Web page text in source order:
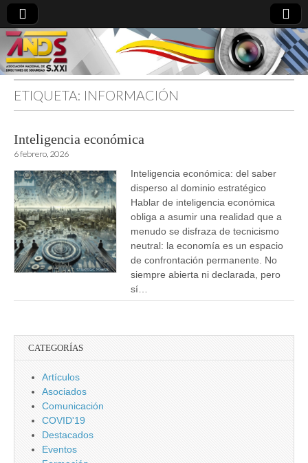
directoresdeseguridad.es
ETIQUETA: INFORMACIÓN
Inteligencia económica
6 febrero, 2026
Inteligencia económica: del saber
disperso al dominio estratégico
Hablar de inteligencia económica
obliga a asumir una realidad que a
menudo se disfraza de tecnicismo
neutral: la economía es un espacio
de confrontación permanente. No
siempre abierta ni declarada, pero
sí…
CATEGORÍAS
Artículos
Asociados
Comunicación
COVID'19
Destacados
Eventos